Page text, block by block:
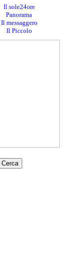
Il sole24ore
Panorama
Il messaggero
Il Piccolo